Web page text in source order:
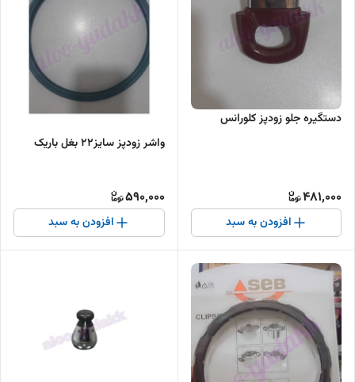
دستگیره جلو زودپز کلورانس
481,000
افزودن به سبد
واشر زودپز سایز۲۲ بغل باریک
590,000
افزودن به سبد